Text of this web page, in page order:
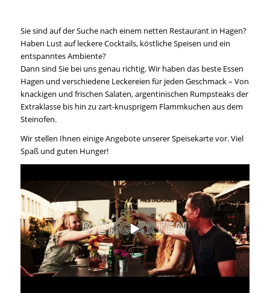
Sie sind auf der Suche nach einem netten Restaurant in Hagen?
Haben Lust auf leckere Cocktails, köstliche Speisen und ein
entspanntes Ambiente?
Dann sind Sie bei uns genau richtig. Wir haben das beste Essen
Hagen und verschiedene Leckereien für jeden Geschmack – Von
knackigen und frischen Salaten, argentinischen Rumpsteaks der
Extraklasse bis hin zu zart-knusprigem Flammkuchen aus dem
Steinofen.
Wir stellen Ihnen einige Angebote unserer Speisekarte vor. Viel
Spaß und guten Hunger!